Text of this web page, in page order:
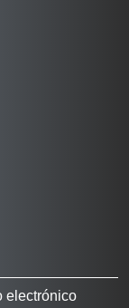
electrónico